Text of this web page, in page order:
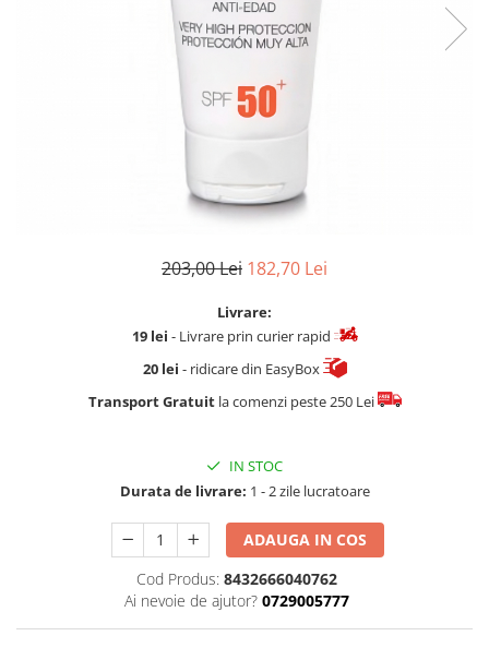
Gel pentru sprancene
Palete Contouring
Pensule Profesionale
Aur Cosmetic
203,00 Lei 182,70 Lei
Livrare:
19 lei - Livrare prin curier rapid
20 lei - ridicare din EasyBox
Transport Gratuitla comenzi peste 250 Lei
IN STOC
Durata de livrare: 1 - 2 zile lucratoare
ADAUGA IN COS
Cod Produs: 8432666040762
Ai nevoie de ajutor? 0729005777